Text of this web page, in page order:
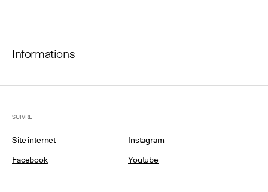
Informations
SUIVRE
Site internet
Instagram
Facebook
Youtube
Les membres
Les événements de la FHCM